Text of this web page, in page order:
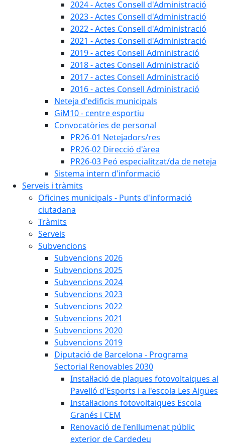
2024 - Actes Consell d'Administració
2023 - Actes Consell d'Administració
2022 - Actes Consell d'Administració
2021 - Actes Consell d'Administració
2019 - actes Consell Administració
2018 - actes Consell Administració
2017 - actes Consell Administració
2016 - actes Consell Administració
Neteja d'edificis municipals
GiM10 - centre esportiu
Convocatòries de personal
PR26-01 Netejadors/res
PR26-02 Direcció d'àrea
PR26-03 Peó especialitzat/da de neteja
Sistema intern d'informació
Serveis i tràmits
Oficines municipals - Punts d'informació
ciutadana
Tràmits
Serveis
Subvencions
Subvencions 2026
Subvencions 2025
Subvencions 2024
Subvencions 2023
Subvencions 2022
Subvencions 2021
Subvencions 2020
Subvencions 2019
Diputació de Barcelona - Programa
Sectorial Renovables 2030
Instal·lació de plaques fotovoltaiques al
Pavelló d'Esports i a l'escola Les Aigües
Instal·lacions fotovoltaiques Escola
Granés i CEM
Renovació de l'enllumenat públic
exterior de Cardedeu